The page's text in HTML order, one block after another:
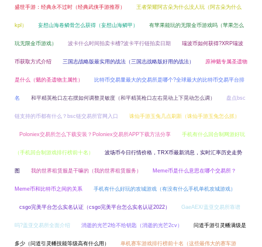
盛世手游：经典永不过时（经典武侠手游推荐） 王者荣耀阿古朵为什么没人玩（阿古朵为什么
kpl） 妄想山海卷鳞骨怎么获得（妄想山海鳞甲） 有苹果能玩的无限金币游戏吗（苹果怎么
玩无限金币游戏） 波卡什么时间拍卖卡槽?波卡平行链拍卖日期 瑞波币如何获得?XRP瑞波
币获取方式介绍 三国志战略版最实用的战法（三国志战略版好用的战法） 原神魈专属圣遗物
是什么（魈的圣遗物主属性） 比特币交易量最大的交易所是哪个?全球最大的比特币交易平台排
名 和平精英枪口左右摆如何调整灵敏度（和平精英枪口左右晃动上下晃动怎么调） 盘点bsc
链支持的币都有什么？bsc链交易所官网入口 诛仙手游玉兔几点刷新（诛仙手游玉兔怎么抓）
Poloniex交易所怎么下载安装？Poloniex交易所APP下载方法分享 手机有什么回合制网游好玩
（手机回合制游戏排行榜前十名） 波场币今日行情价格，TRX币最新消息，实时汇率历史走势
图 我的世界租赁服是干嘛的（我的世界租赁服务） Meme币是什么意思在哪个交易所？
Meme币和比特币之间的关系 手机有什么好玩的攻城游戏（有没有什么手机单机攻城游戏）
csgo完美平台怎么实名认证（csgo完美平台怎么实名认证2022） GaeAEX/盖亚交易所靠谱
吗?盖亚交易所全面介绍 消逝的光芒2给不给钥匙（消逝的光芒2cv） 问道手游引灵幡满级是
多少（问道引灵幡技能等级高有什么用） 单机赛车游戏排行榜前十名（这些最伟大的赛车游